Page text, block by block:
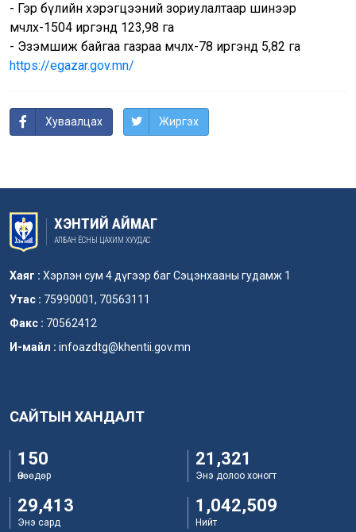
- Гэр бүлийн хэрэгцээний зориулалтаар шинээр
өмчлөх-1504 иргэнд 123,98 га
- Эзэмшиж байгаа газраа өмчлөх-78 иргэнд 5,82 га
https://egazar.gov.mn/
Хуваалцах Жиргэх
ХЭНТИЙ АЙМАГ
АЛБАН ЁСНЫ ЦАХИМ ХУУДАС
Хаяг : Хэрлэн сум 4 дүгээр баг Сэцэнхааны гудамж 1
Утас : 75990001, 70563111
Факс : 70562412
И-майл : infoazdtg@khentii.gov.mn
САЙТЫН ХАНДАЛТ
150
Өнөөдөр
21,321
Энэ долоо хоногт
29,413
Энэ сард
1,042,509
Нийт